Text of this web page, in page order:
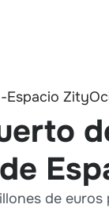
Espacio Zity
de